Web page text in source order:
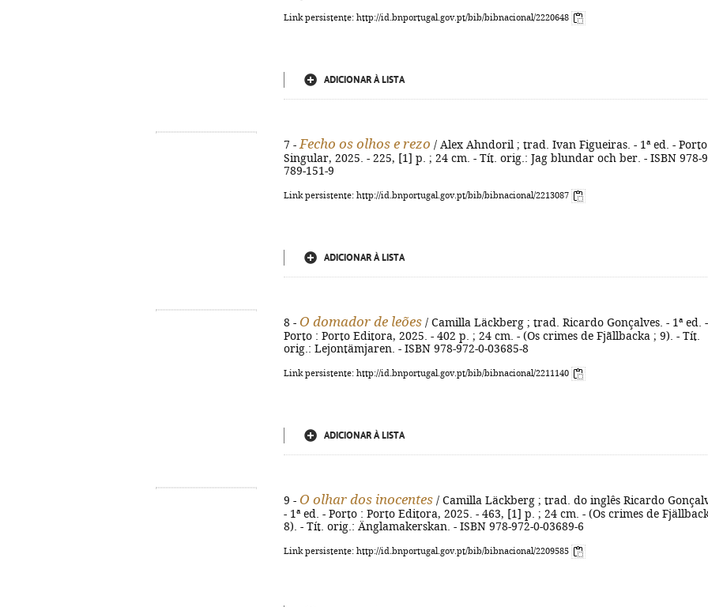
Link persistente: http://id.bnportugal.gov.pt/bib/bibnacional/2220648
ADICIONAR À LISTA
7 - Fecho os olhos e rezo / Alex Ahndoril ; trad. Ivan Figueiras. - 1ª ed. -
Singular, 2025. - 225, [1] p. ; 24 cm. - Tít. orig.: Jag blundar och ber. - ISBN 978-
789-151-9
Link persistente: http://id.bnportugal.gov.pt/bib/bibnacional/2213087
ADICIONAR À LISTA
8 - O domador de leões / Camilla Läckberg ; trad. Ricardo Gonçalves. - 1ª ed. -
Porto : Porto Editora, 2025. - 402 p. ; 24 cm. - (Os crimes de Fjãllbacka ; 9). - Tít.
orig.: Lejontämjaren. - ISBN 978-972-0-03685-8
Link persistente: http://id.bnportugal.gov.pt/bib/bibnacional/2211140
ADICIONAR À LISTA
9 - O olhar dos inocentes / Camilla Läckberg ; trad. do inglês Ricardo
- 1ª ed. - Porto : Porto Editora, 2025. - 463, [1] p. ; 24 cm. - (Os crimes de
8). - Tít. orig.: Änglamakerskan. - ISBN 978-972-0-03689-6
Link persistente: http://id.bnportugal.gov.pt/bib/bibnacional/2209585